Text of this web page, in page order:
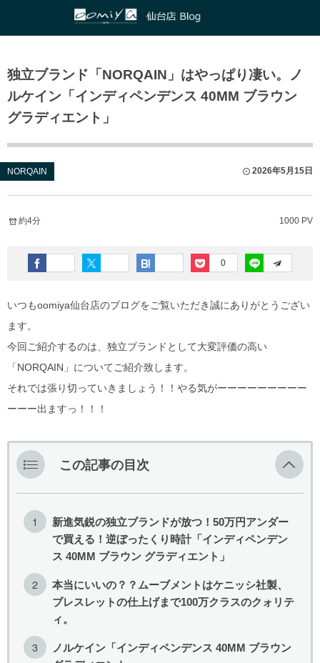
独立ブランド「NORQAIN」はやっぱり凄い。ノ
ルケイン「インディペンデンス 40MM ブラウン
グラディエント」
NORQAIN 2026年5月15日
1000 PV
約4分
0
いつもoomiya仙台店のブログをご覧いただき誠にありがとうござい
ます。
今回ご紹介するのは、独立ブランドとして大変評価の高い
「NORQAIN」についてご紹介致します。
それでは張り切っていきましょう！！やる気がーーーーーーーーー
ーーー出ますっ！！！
この記事の目次
新進気鋭の独立ブランドが放つ！50万円アンダー
で買える！逆ぼったくり時計「インディペンデン
ス 40MM ブラウン グラディエント」
本当にいいの？？ムーブメントはケニッシ社製、
ブレスレットの仕上げまで100万クラスのクォリテ
ィ。
ノルケイン「インディペンデンス 40MM ブラウン
HUBLOT
ZENITH
IWC
PANERAI
GIRARD-PERREGAUX
Glashütte Original
BLANCPAIN
ULYSSE NARDIN
LONGINES
BAUME＆MERCIER
ORIS
EDOX
NORQAIN
ASTRON
PROSPEX
和歌山本店
心斎橋店
京都店
鹿児島店
ブライトリング ブティック 大阪
ブライトリング ブティック 京都
ゼニス ブティック大阪
ジラール・ペルゴ ブティック 大阪